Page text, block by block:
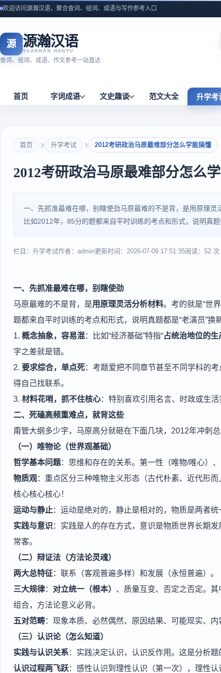
欢迎访问源瀚汉语，聚合查词、组词、成语与写作参考入口
源 源瀚汉语
YUANHAN HANYU
查词、组词、成语、作文参考一站直达
首页 字词成语 文史趣谈 范文大全 升学考
首页 升学考试 2012考研政治马原最难部分怎么学能搞懂
2012考研政治马原最难部分怎么
一、先抓准最难在哪，别瞎使劲马原最难的不是背，是用原理
比如2012年，85分的题都来自平时训练的考点和形式，说明真
栏目：升学考试作者：admin更新时间：2026-07-09 17:51:35阅读：52 次
一、先抓准最难在哪，别瞎使劲
马原最难的不是背，是用原理灵活分析材料。考的就是“世
题都来自平时训练的考点和形式，说明真题都是“老演员”换
1. 概念抽象，容易混：比如“经济基础”特指“占统治地位的生
字之差就是错。
2. 要求综合，单点死：考题爱把不同章节甚至不同学科的
得自己找联系。
3. 材料花哨，抓不住核心：特别喜欢引用名言、时政或生
二、死磕高频重难点，就背这些
甭管大纲多少字，马原高分就砸在下面几块，2012年冲刺
（一）唯物论（世界观基础）
哲学基本问题：思维和存在的关系。第一性（唯物/唯心）
物质观：重点区分三种唯物主义形态（古代朴素、近代形
核心核心核心！
运动与静止：运动是绝对的，静止是相对的，物质是两者
实践与意识 ：实践是人的存在方式，意识是物质世界长期发
常客。
（二）辩证法（方法论灵魂）
两大总特征：联系（客观普遍多样）和发展（永恒普遍）。
三大规律： 对立统一（根本） 、质量互变、否定之否定。
组合，方法论意义必背。
五对范畴：现象本质、必然偶然、原因结果、可能现实、
（三）认识论（怎么知道）
实践与认识关系：实践决定认识，认识反作用。这是分析题
认识过程两飞跃：感性认识到理性认识（第一次），理性